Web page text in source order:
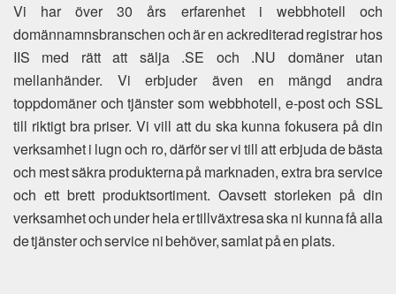
Vi har över 30 års erfarenhet i webbhotell och
domännamnsbranschen och är en ackrediterad registrar hos
IIS med rätt att sälja .SE och .NU domäner utan
mellanhänder. Vi erbjuder även en mängd andra
toppdomäner och tjänster som webbhotell, e-post och SSL
till riktigt bra priser. Vi vill att du ska kunna fokusera på din
verksamhet i lugn och ro, därför ser vi till att erbjuda de bästa
och mest säkra produkterna på marknaden, extra bra service
och ett brett produktsortiment. Oavsett storleken på din
verksamhet och under hela er tillväxtresa ska ni kunna få alla
de tjänster och service ni behöver, samlat på en plats.